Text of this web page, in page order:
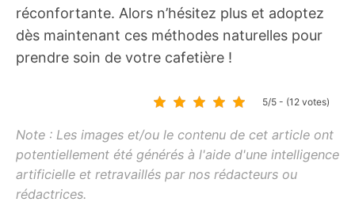
réconfortante. Alors n’hésitez plus et adoptez
dès maintenant ces méthodes naturelles pour
prendre soin de votre cafetière !
5/5 - (12 votes)